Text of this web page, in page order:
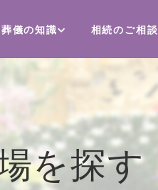
葬儀の知識 相続のご相談
を探す